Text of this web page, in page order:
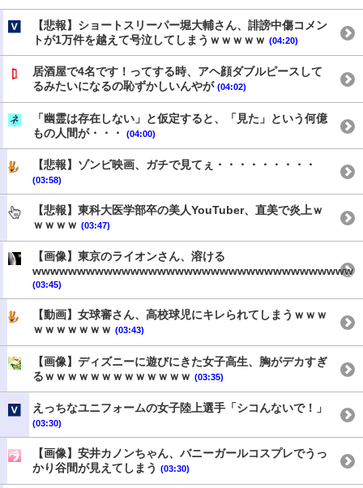
【悲報】ショートスリーパー堀大輔さん、誹謗中傷コメン
トが1万件を越えて号泣してしまうｗｗｗｗｗ (04:20)
居酒屋で4名です！ってする時、アヘ顔ダブルピースして
るみたいになるの恥ずかしいんやが (04:02)
「幽霊は存在しない」と仮定すると、「見た」という何億
もの人間が・・・
(04:00)
【悲報】ゾンビ映画、ガチで見てぇ・・・・・・・・・
(03:58)
【悲報】東科大医学部卒の美人YouTuber、直美で炎上ｗ
ｗｗｗｗ (03:47)
【画像】東京のライオンさん、溶ける
wwwwwwwwwwwwwwwwwwwwwwwwwwwwwwwwwwww
(03:45)
【動画】女球審さん、高校球児にキレられてしまうｗｗｗ
ｗｗｗｗｗｗｗ (03:43)
【画像】ディズニーに遊びにきた女子高生、胸がデカすぎ
るｗｗｗｗｗｗｗｗｗｗｗｗｗ (03:35)
えっちなユニフォームの女子陸上選手「シコんないで！」
(03:30)
【画像】安井カノンちゃん、バニーガールコスプレでうっ
かり谷間が見えてしまう (03:30)